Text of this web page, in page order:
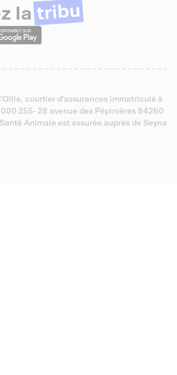
la tribu
courtier d'assurances immatriculé à
000 255- 28 avenue des Pépinières 94260
Animale est assurée auprès de Seyna